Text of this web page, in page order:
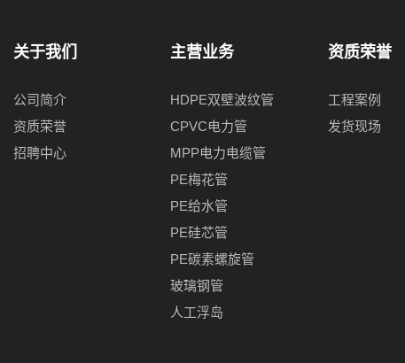
关于我们
公司简介
资质荣誉
招聘中心
主营业务
HDPE双壁波纹管
CPVC电力管
MPP电力电缆管
PE梅花管
PE给水管
PE硅芯管
PE碳素螺旋管
玻璃钢管
人工浮岛
资质荣誉
工程案例
发货现场